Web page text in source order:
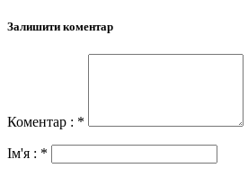
Залишити коментар
Коментар : *
Ім'я : *